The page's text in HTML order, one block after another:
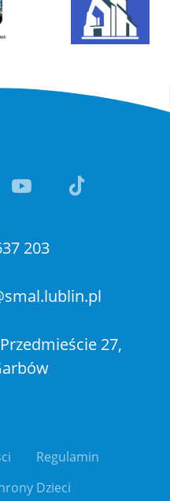
sie w nowej
otwiera sie w
Link otwiera
203
27,
Regulamin
Dzieci